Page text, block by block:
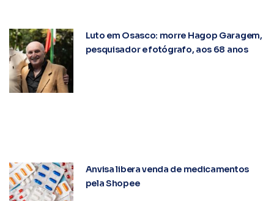
Luto em Osasco: morre Hagop Garagem,
pesquisador e fotógrafo, aos 68 anos
Anvisa libera venda de medicamentos
pela Shopee